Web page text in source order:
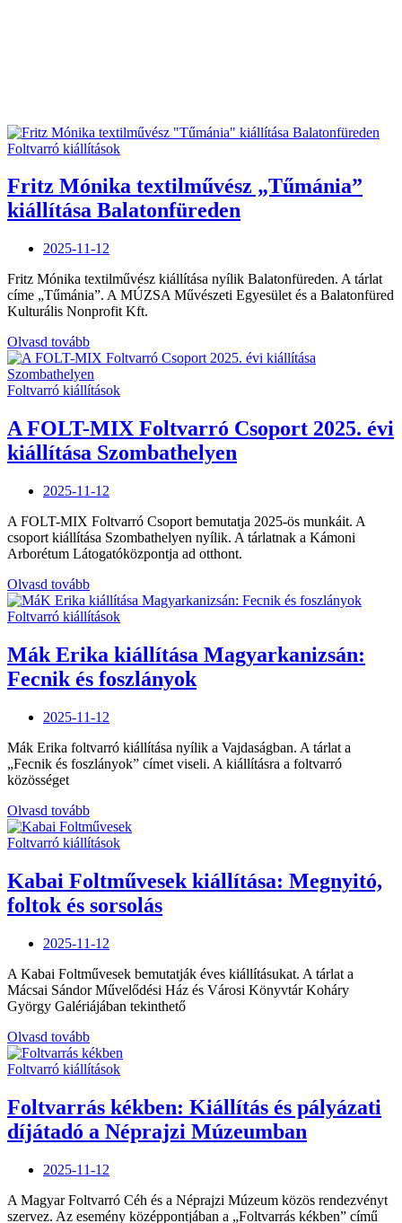
Foltvarró kiállítások
Fritz Mónika textilművész „Tűmánia”
kiállítása Balatonfüreden
Posted
2025-11-12
Fritz Mónika textilművész kiállítása nyílik Balatonfüreden. A tárlat
címe „Tűmánia”. A MÚZSA Művészeti Egyesület és a Balatonfüred
Kulturális Nonprofit Kft.
Olvasd tovább„Fritz
Mónika
textilművész
„Tűmánia”
Balatonfüreden”
Foltvarró kiállítások
A FOLT-MIX Foltvarró Csoport 2025. évi
kiállítása Szombathelyen
Posted
2025-11-12
A FOLT-MIX Foltvarró Csoport bemutatja 2025-ös munkáit. A
csoport kiállítása Szombathelyen nyílik. A tárlatnak a Kámoni
Arborétum Látogatóközpontja ad otthont.
Olvasd tovább„A
FOLT-
MIX
Csoport
2025.
évi
Szombathelyen”
Foltvarró kiállítások
Mák Erika kiállítása Magyarkanizsán:
Fecnik és foszlányok
Posted
2025-11-12
Mák Erika foltvarró kiállítása nyílik a Vajdaságban. A tárlat a
„Fecnik és foszlányok” címet viseli. A kiállításra a foltvarró
közösséget
Olvasd tovább„Mák
Erika
kiállítása
Fecnik
és
foszlányok”
Foltvarró kiállítások
Kabai Foltművesek kiállítása: Megnyitó,
foltok és sorsolás
Posted
2025-11-12
A Kabai Foltművesek bemutatják éves kiállításukat. A tárlat a
Mácsai Sándor Művelődési Ház és Városi Könyvtár Koháry
György Galériájában tekinthető
Olvasd tovább„Kabai
Foltművesek
kiállítása:
foltok
és
sorsolás”
Foltvarró kiállítások
Foltvarrás kékben: Kiállítás és pályázati
díjátadó a Néprajzi Múzeumban
Posted
2025-11-12
A Magyar Foltvarró Céh és a Néprajzi Múzeum közös rendezvényt
szervez. Az esemény középpontjában a „Foltvarrás kékben” című